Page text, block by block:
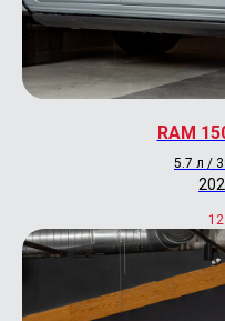
RAM
5.7 л /